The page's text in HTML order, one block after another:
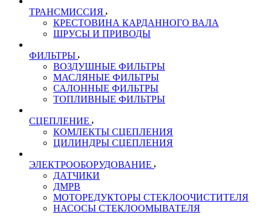
ТРАНСМИССИЯ
КРЕСТОВИНА КАРДАННОГО ВАЛА
ШРУСЫ И ПРИВОДЫ
ФИЛЬТРЫ
ВОЗДУШНЫЕ ФИЛЬТРЫ
МАСЛЯНЫЕ ФИЛЬТРЫ
САЛОННЫЕ ФИЛЬТРЫ
ТОПЛИВНЫЕ ФИЛЬТРЫ
СЦЕПЛЕНИЕ
КОМЛЕКТЫ СЦЕПЛЕНИЯ
ЦИЛИНДРЫ СЦЕПЛЕНИЯ
ЭЛЕКТРООБОРУДОВАНИЕ
ДАТЧИКИ
ДМРВ
МОТОРЕДУКТОРЫ СТЕКЛООЧИСТИТЕЛЯ
НАСОСЫ СТЕКЛООМЫВАТЕЛЯ